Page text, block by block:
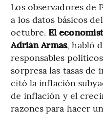
Los observadores de
a los datos básicos
octubre. El
Adrián Armas, habló
responsables
sorpresa las tasas de
citó la inflación
de inflación y el
razones para hacer